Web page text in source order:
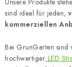
e
n
e
d
sind ideal für jeden,
kommerziellen
Bei GrunGarten sind
hochwertiger LED